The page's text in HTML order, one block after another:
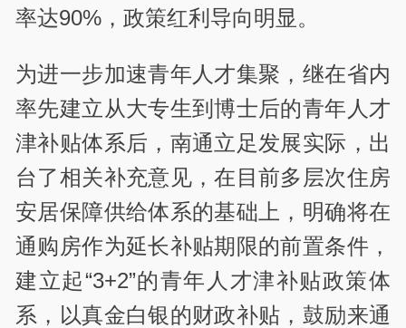
率达90%，政策红利导向明显。
为进一步加速青年人才集聚，继在省内
率先建立从大专生到博士后的青年人才
津补贴体系后，南通立足发展实际，出
台了相关补充意见，在目前多层次住房
安居保障供给体系的基础上，明确将在
通购房作为延长补贴期限的前置条件，
建立起“3+2”的青年人才津补贴政策体
系，以真金白银的财政补贴，鼓励来通